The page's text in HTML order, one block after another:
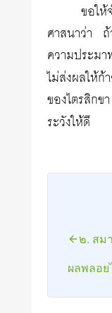
ขอใ
ศาสนาว่า ถ้
ความประมา
ไม่ส่งผลให้ก้
ของไตรสิก
ระวังให้ดี
๒. สม
ผลพลอย